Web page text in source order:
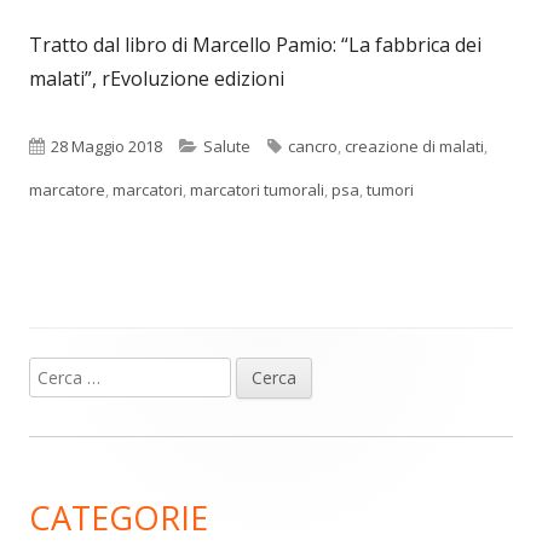
Tratto dal libro di Marcello Pamio: “La fabbrica dei
malati”, rEvoluzione edizioni
Pubblicato
28 Maggio 2018 Categorie
Salute Tag
cancro, creazione di malati,
marcatore,marcatori,marcatori tumorali,psa,tumori
Barra
laterale
Ricerca
per:
CATEGORIE